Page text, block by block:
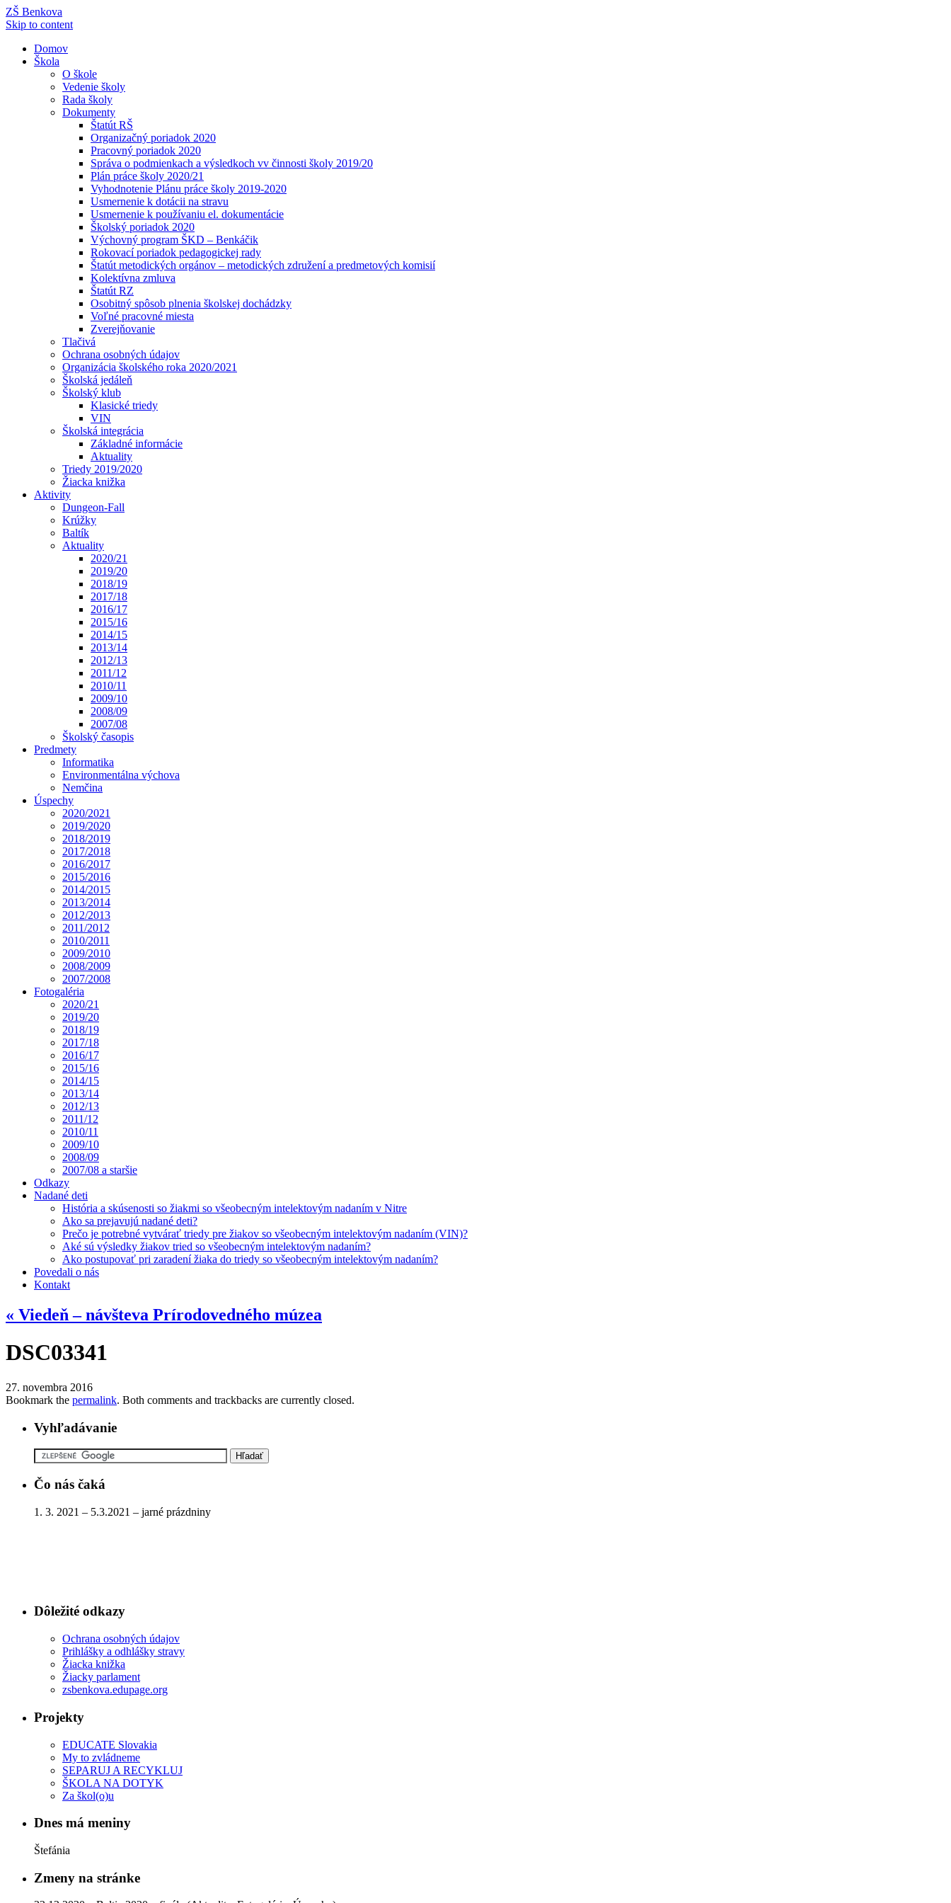
ZŠ Benkova
Skip to content
Domov
Škola
O škole
Vedenie školy
Rada školy
Dokumenty
Štatút RŠ
Organizačný poriadok 2020
Pracovný poriadok 2020
Správa o podmienkach a výsledkoch vv činnosti školy 2019/20
Plán práce školy 2020/21
Vyhodnotenie Plánu práce školy 2019-2020
Usmernenie k dotácii na stravu
Usmernenie k používaniu el. dokumentácie
Školský poriadok 2020
Výchovný program ŠKD – Benkáčik
Rokovací poriadok pedagogickej rady
Štatút metodických orgánov – metodických združení a predmetových komisií
Kolektívna zmluva
Štatút RZ
Osobitný spôsob plnenia školskej dochádzky
Voľné pracovné miesta
Zverejňovanie
Tlačivá
Ochrana osobných údajov
Organizácia školského roka 2020/2021
Školská jedáleň
Školský klub
Klasické triedy
VIN
Školská integrácia
Základné informácie
Aktuality
Triedy 2019/2020
Žiacka knižka
Aktivity
Dungeon-Fall
Krúžky
Baltík
Aktuality
2020/21
2019/20
2018/19
2017/18
2016/17
2015/16
2014/15
2013/14
2012/13
2011/12
2010/11
2009/10
2008/09
2007/08
Školský časopis
Predmety
Informatika
Environmentálna výchova
Nemčina
Úspechy
2020/2021
2019/2020
2018/2019
2017/2018
2016/2017
2015/2016
2014/2015
2013/2014
2012/2013
2011/2012
2010/2011
2009/2010
2008/2009
2007/2008
Fotogaléria
2020/21
2019/20
2018/19
2017/18
2016/17
2015/16
2014/15
2013/14
2012/13
2011/12
2010/11
2009/10
2008/09
2007/08 a staršie
Odkazy
Nadané deti
História a skúsenosti so žiakmi so všeobecným intelektovým nadaním v Nitre
Ako sa prejavujú nadané deti?
Prečo je potrebné vytvárať triedy pre žiakov so všeobecným intelektovým nadaním (VIN)?
Aké sú výsledky žiakov tried so všeobecným intelektovým nadaním?
Ako postupovať pri zaradení žiaka do triedy so všeobecným intelektovým nadaním?
Povedali o nás
Kontakt
« Viedeň – návšteva Prírodovedného múzea
DSC03341
27. novembra 2016
Bookmark the permalink. Both comments and trackbacks are currently closed.
Vyhľadávanie
Čo nás čaká
1. 3. 2021 – 5.3.2021 – jarné prázdniny
Dôležité odkazy
Ochrana osobných údajov
Prihlášky a odhlášky stravy
Žiacka knižka
Žiacky parlament
zsbenkova.edupage.org
Projekty
EDUCATE Slovakia
My to zvládneme
SEPARUJ A RECYKLUJ
ŠKOLA NA DOTYK
Za škol(o)u
Dnes má meniny
Štefánia
Zmeny na stránke